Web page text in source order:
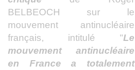
BELBEOCH sur le
mouvement antinucléaire
français, intitulé "Le
mouvement antinucléaire
en France a totalement